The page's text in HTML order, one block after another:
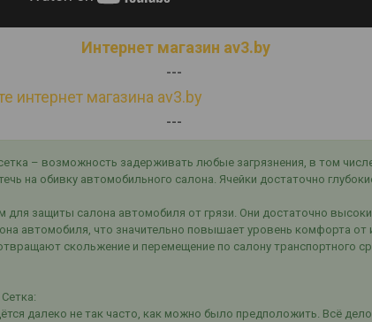
Интернет магазин av3.by
---
интернет магазина av3.by
---
– возможность задерживать любые загрязнения, в том
на обивку автомобильного салона. Ячейки достаточно
защиты салона автомобиля от грязи. Они достаточно
автомобиля, что значительно повышает уровень комфорта
скольжение и перемещение по салону транспортного
далеко не так часто, как можно было предположить. Всё